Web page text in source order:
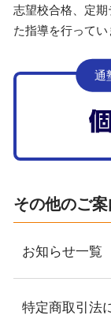
志望校合格、定
た指導を行ってい
通
その他のご案
お知らせ一覧
特定商取引法